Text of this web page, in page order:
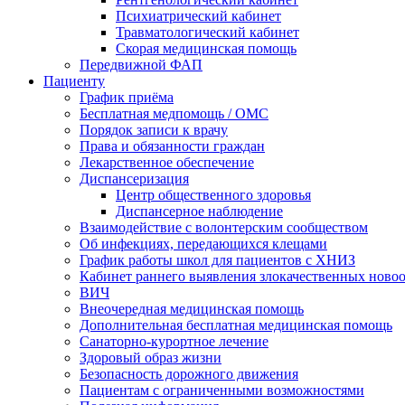
Психиатрический кабинет
Травматологический кабинет
Скорая медицинская помощь
Передвижной ФАП
Пациенту
График приёма
Бесплатная медпомощь / ОМС
Порядок записи к врачу
Права и обязанности граждан
Лекарственное обеспечение
Диспансеризация
Центр общественного здоровья
Диспансерное наблюдение
Взаимодействие с волонтерским сообществом
Об инфекциях, передающихся клещами
График работы школ для пациентов с ХНИЗ
Кабинет раннего выявления злокачественных
ВИЧ
Внеочередная медицинская помощь
Дополнительная бесплатная медицинская помощь
Санаторно-курортное лечение
Здоровый образ жизни
Безопасность дорожного движения
Пациентам с ограниченными возможностями